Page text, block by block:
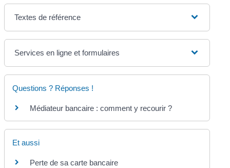
Textes de référence
Services en ligne et formulaires
Questions ? Réponses !
Médiateur bancaire : comment y recourir ?
Et aussi
Perte de sa carte bancaire